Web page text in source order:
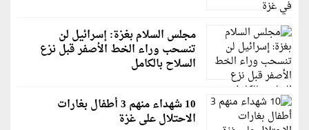
مجلس السلام بغزة: إسرائيل لن
تنسحب وراء الخط الأصفر قبل نزع
السلاح بالكامل
10 شهداء منهم 3 أطفال بغارات
الاحتلال على غزة